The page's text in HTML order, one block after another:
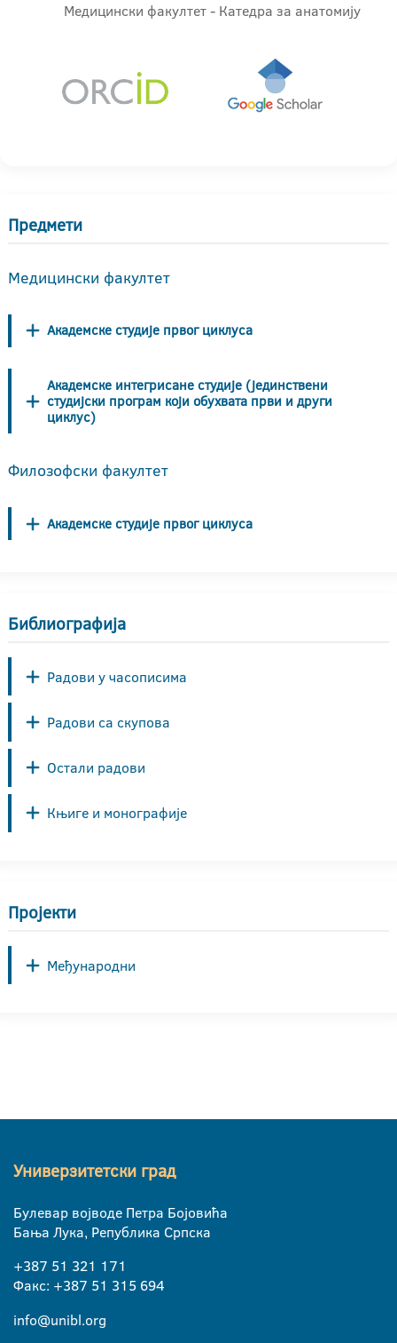
Медицински факултет - Катедра за анатомију
Предмети
Медицински факултет
Академске студије првог циклуса
Академске интегрисане студије (јединствени
студијски програм који обухвата први и други
циклус)
Филозофски факултет
Академске студије првог циклуса
Библиографија
Радови у часописима
Радови са скупова
Остали радови
Књиге и монографије
Пројекти
Међународни
Универзитетски град
Булевар војводе Петра Бојовића
Бања Лука, Република Српска
+387 51 321 171
Факс: +387 51 315 694
info@unibl.org